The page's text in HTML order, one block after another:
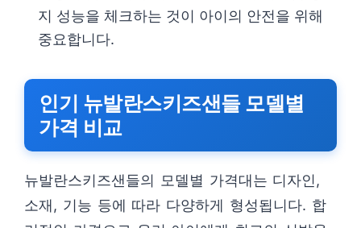
지 성능을 체크하는 것이 아이의 안전을 위해
중요합니다.
인기 뉴발란스키즈샌들 모델별
가격 비교
뉴발란스키즈샌들의 모델별 가격대는 디자인,
소재, 기능 등에 따라 다양하게 형성됩니다. 합